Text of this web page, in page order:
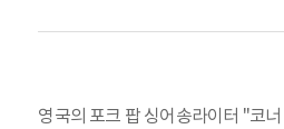
영국의 포크 팝 싱어송라이터 "코